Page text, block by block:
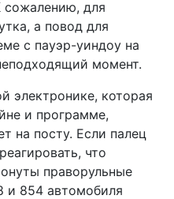
сожалению, для
а повод для
с пауэр-уиндоу на
момент.
электронике, которая
и программе,
на посту. Если палец
что
праворульные
и 854 автомобиля